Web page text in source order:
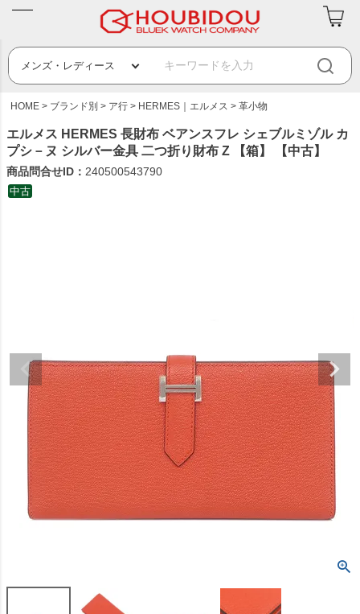
HOME ブランド別 ア行 HERMES｜エルメス 革小物
エルメス HERMES 長財布 ベアンスフレ シェブルミゾル カ
プシ－ヌ シルバー金具 二つ折り財布 Z 【箱】 【中古】
商品問合せID： 240500543790
中古